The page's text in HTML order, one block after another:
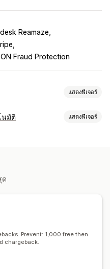
Reamaze
Fraud Protection
แสดงฟีเจอร์
จ้งเตือนการเรียกคืนยอดเงิน
นดเอง
นมัติ แสดงฟีเจอร์
ด
Prevent: 1,000 free then
chargeback.